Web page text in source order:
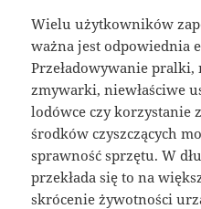
Wielu użytkowników
ważna jest odpowiednia
Przeładowywanie
zmywarki, niewłaściwe
lodówce czy korzystanie
środków czyszczących
sprawność sprzętu. W
przekłada się to na
skrócenie żywotności